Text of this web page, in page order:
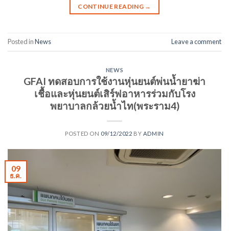
CONTINUE READING →
Posted inNews Leave a comment
NEWS
GFAI ทดสอบการใช้งานหุ่นยนต์พ่นน้ำยาฆ่า
เชื้อและหุ่นยนต์เสิร์ฟอาหารร่วมกับโรง
พยาบาลกล้วยน้ำไท(พระราม4)
POSTED ON 09/12/2022 BY ADMIN
09
ธ.ค.